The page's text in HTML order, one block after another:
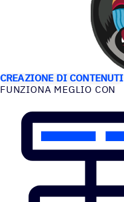
CREAZIONE DI CONTENUTI
FUNZIONA MEGLIO CON